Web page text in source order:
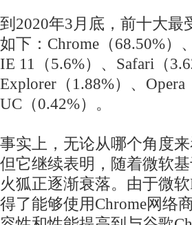
到2020年3月底，前十大
如下：Chrome（68.50%）
IE 11（5.6%）、Safari（
Explorer（1.88%）、
UC（0.42%）。
事实上，无论从哪个角度
但它继续表明，随着微软
火狐正逐渐衰落。由于微
得了能够使用Chrome网络